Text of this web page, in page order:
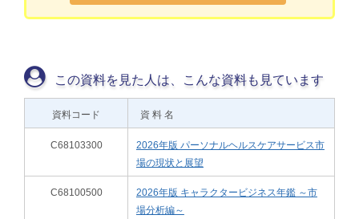
この資料を見た人は、こんな資料も見ています
資料コード 資 料 名
C68103300
2026年版 パーソナルヘルスケアサービス市
場の現状と展望
C68100500
2026年版 キャラクタービジネス年鑑 ～市
場分析編～